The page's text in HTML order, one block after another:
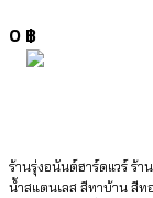
0 ฿
ร้านรุ่งอนันต์ฮาร์ดแวร์ ร้า
น้ำสแตนเลส สีทาบ้าน สีท